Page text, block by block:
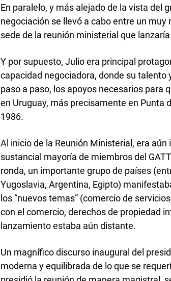
En paralelo, y más alejado de la vista del
negociación se llevó a cabo entre un
sede de la reunión ministerial que
Y por supuesto, Julio era principal
capacidad negociadora, donde su
paso a paso, los apoyos necesarios para
en Uruguay, más precisamente en Punta
1986.
Al inicio de la Reunión Ministerial, era
sustancial mayoría de miembros del
ronda, un importante grupo de países
Yugoslavia, Argentina, Egipto)
los “nuevos temas” (comercio de
con el comercio, derechos de propiedad
lanzamiento estaba aún distante.
Un magnífico discurso inaugural del
moderna y equilibrada de lo que se